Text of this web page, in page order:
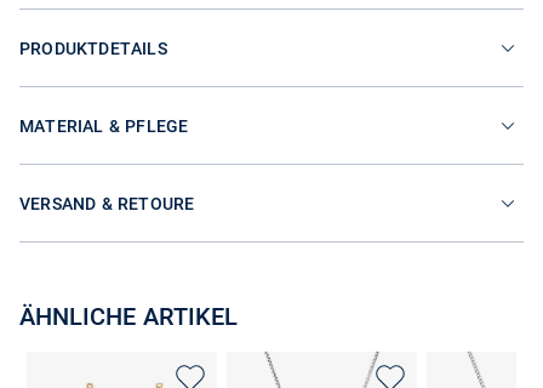
PRODUKTDETAILS
MATERIAL & PFLEGE
VERSAND & RETOURE
ÄHNLICHE ARTIKEL